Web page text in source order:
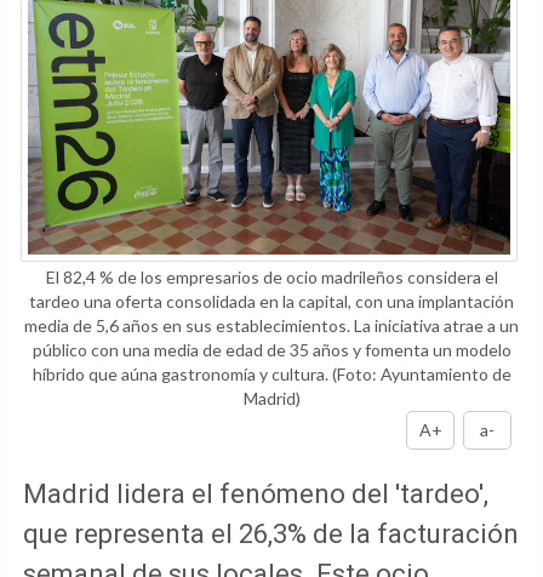
El 82,4 % de los empresarios de ocio madrileños considera el
tardeo una oferta consolidada en la capital, con una implantación
media de 5,6 años en sus establecimientos. La iniciativa atrae a un
público con una media de edad de 35 años y fomenta un modelo
híbrido que aúna gastronomía y cultura.(Foto: Ayuntamiento de
Madrid)
A+
a-
Madrid lidera el fenómeno del 'tardeo',
que representa el 26,3% de la facturación